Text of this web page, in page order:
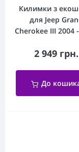
Килимки з
для Jeep
Cherokee III 2004
2 949 грн.
До